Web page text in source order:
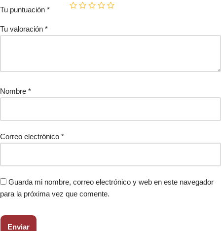
Tu puntuación *
Tu valoración *
Nombre *
Correo electrónico *
Guarda mi nombre, correo electrónico y web en este navegador
para la próxima vez que comente.